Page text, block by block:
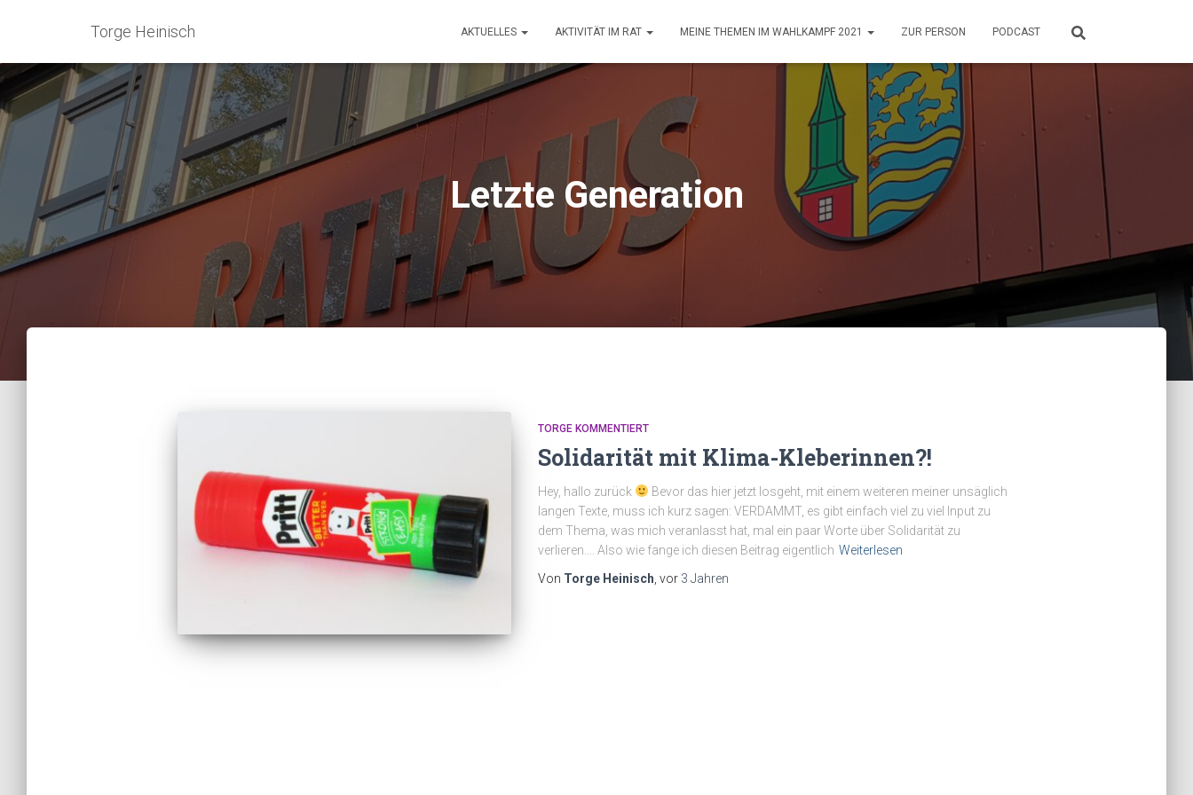
Torge Heinisch AKTUELLES AKTIVITÄT IM RAT MEINE THEMEN IM WAHLKAMPF 2021 ZUR PERSON PODCAST
Letzte Generation
TORGE KOMMENTIERT
Solidarität mit Klima-Kleberinnen?!
Hey, hallo zurück
Bevor das hier jetzt losgeht, mit einem weiteren meiner unsäglich
langen Texte, muss ich kurz sagen: VERDAMMT, es gibt einfach viel zu viel Input zu
dem Thema, was mich veranlasst hat, mal ein paar Worte über Solidarität zu
verlieren…. Also wie fange ich diesen Beitrag eigentlich Weiterlesen
Von Torge Heinisch , vor 3 Jahren